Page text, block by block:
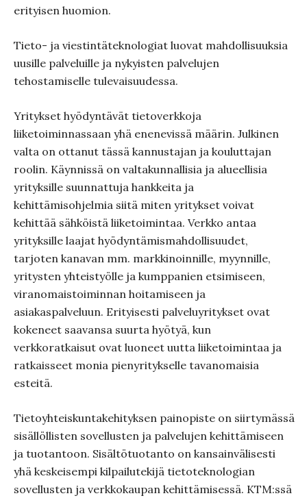
erityisen huomion.
Tieto- ja viestintäteknologiat luovat mahdollisuuksia
uusille palveluille ja nykyisten palvelujen
tehostamiselle tulevaisuudessa.
Yritykset hyödyntävät tietoverkkoja
liiketoiminnassaan yhä enenevissä määrin. Julkinen
valta on ottanut tässä kannustajan ja kouluttajan
roolin. Käynnissä on valtakunnallisia ja alueellisia
yrityksille suunnattuja hankkeita ja
kehittämisohjelmia siitä miten yritykset voivat
kehittää sähköistä liiketoimintaa. Verkko antaa
yrityksille laajat hyödyntämismahdollisuudet,
tarjoten kanavan mm. markkinoinnille, myynnille,
yritysten yhteistyölle ja kumppanien etsimiseen,
viranomaistoiminnan hoitamiseen ja
asiakaspalveluun. Erityisesti palveluyritykset ovat
kokeneet saavansa suurta hyötyä, kun
verkkoratkaisut ovat luoneet uutta liiketoimintaa ja
ratkaisseet monia pienyritykselle tavanomaisia
esteitä.
Tietoyhteiskuntakehityksen painopiste on siirtymässä
sisällöllisten sovellusten ja palvelujen kehittämiseen
ja tuotantoon. Sisältötuotanto on kansainvälisesti
yhä keskeisempi kilpailutekijä tietoteknologian
sovellusten ja verkkokaupan kehittämisessä. KTM:ssä